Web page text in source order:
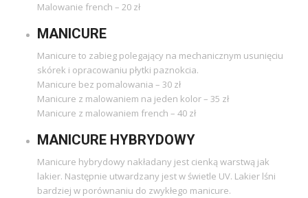
Malowanie french – 20 zł
MANICURE
Manicure to zabieg polegający na mechanicznym usunięciu
skórek i opracowaniu płytki paznokcia.
Manicure bez pomalowania – 30 zł
Manicure z malowaniem na jeden kolor – 35 zł
Manicure z malowaniem french – 40 zł
MANICURE HYBRYDOWY
Manicure hybrydowy nakładany jest cienką warstwą jak
lakier. Następnie utwardzany jest w świetle UV. Lakier lśni
bardziej w porównaniu do zwykłego manicure.